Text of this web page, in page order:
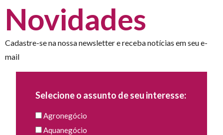
Novidades
Cadastre-se na nossa newsletter e receba notícias em seu e-
mail
Selecione o assunto de seu interesse:
Agronegócio
Aquanegócio